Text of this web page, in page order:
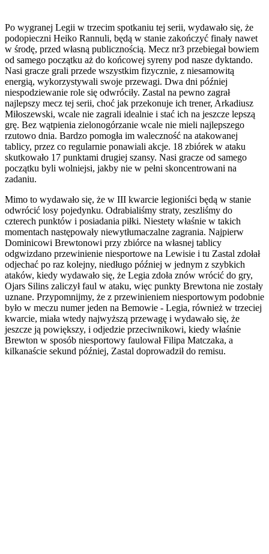
Po wygranej Legii w trzecim spotkaniu tej serii, wydawało się, że
podopieczni Heiko Rannuli, będą w stanie zakończyć finały nawet
w środę, przed własną publicznością. Mecz nr3 przebiegał bowiem
od samego początku aż do końcowej syreny pod nasze dyktando.
Nasi gracze grali przede wszystkim fizycznie, z niesamowitą
energią, wykorzystywali swoje przewagi. Dwa dni później
niespodziewanie role się odwróciły. Zastal na pewno zagrał
najlepszy mecz tej serii, choć jak przekonuje ich trener, Arkadiusz
Miłoszewski, wcale nie zagrali idealnie i stać ich na jeszcze lepszą
grę. Bez wątpienia zielonogórzanie wcale nie mieli najlepszego
rzutowo dnia. Bardzo pomogła im waleczność na atakowanej
tablicy, przez co regularnie ponawiali akcje. 18 zbiórek w ataku
skutkowało 17 punktami drugiej szansy. Nasi gracze od samego
początku byli wolniejsi, jakby nie w pełni skoncentrowani na
zadaniu.
Mimo to wydawało się, że w III kwarcie legioniści będą w stanie
odwrócić losy pojedynku. Odrabialiśmy straty, zeszliśmy do
czterech punktów i posiadania piłki. Niestety właśnie w takich
momentach następowały niewytłumaczalne zagrania. Najpierw
Dominicowi Brewtonowi przy zbiórce na własnej tablicy
odgwizdano przewinienie niesportowe na Lewisie i tu Zastal zdołał
odjechać po raz kolejny, niedługo później w jednym z szybkich
ataków, kiedy wydawało się, że Legia zdoła znów wrócić do gry,
Ojars Silins zaliczył faul w ataku, więc punkty Brewtona nie zostały
uznane. Przypomnijmy, że z przewinieniem niesportowym podobnie
było w meczu numer jeden na Bemowie - Legia, również w trzeciej
kwarcie, miała wtedy najwyższą przewagę i wydawało się, że
jeszcze ją powiększy, i odjedzie przeciwnikowi, kiedy właśnie
Brewton w sposób niesportowy faulował Filipa Matczaka, a
kilkanaście sekund później, Zastal doprowadził do remisu.